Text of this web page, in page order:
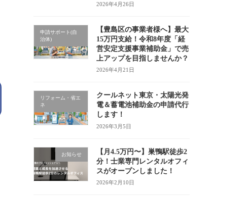
2026年4月26日
申請サポート(自
治体)
【豊島区の事業者様へ】最大
15万円支給！令和8年度「経
営安定支援事業補助金」で売
上アップを目指しませんか？
2026年4月21日
リフォーム・省エ
ネ
クールネット東京・太陽光発
電＆蓄電池補助金の申請代行
します！
2026年3月5日
お知らせ
【月4.5万円〜】巣鴨駅徒歩2
分！士業専門レンタルオフィ
スがオープンしました！
2026年2月10日